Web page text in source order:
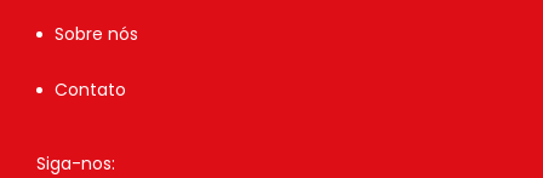
Sobre nós
Contato
Siga-nos: